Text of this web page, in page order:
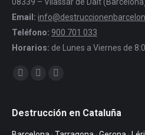
Email:
Teléfono: 900 701 033
Horarios: de Lunes a Viernes de
Encuéntranos en:
Destrucción en Cataluña